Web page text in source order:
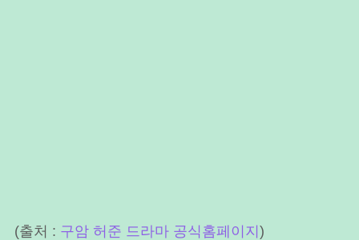
(출처 : 구암 허준 드라마 공식홈페이지)